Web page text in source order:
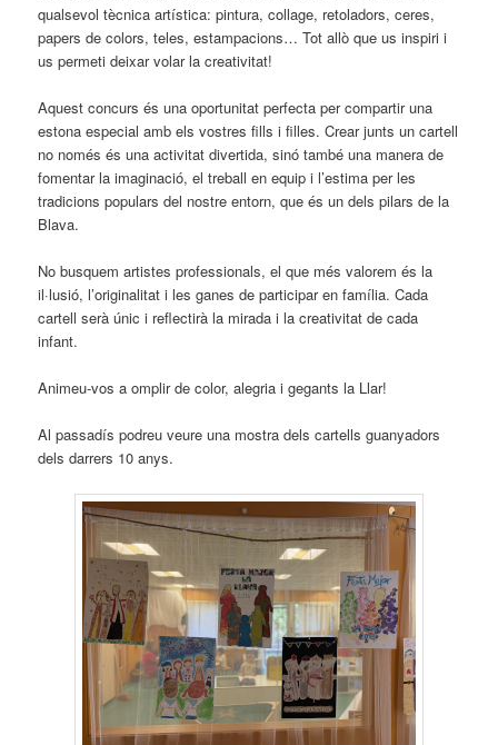
qualsevol tècnica artística: pintura, collage, retoladors, ceres,
papers de colors, teles, estampacions… Tot allò que us inspiri i
us permeti deixar volar la creativitat!
Aquest concurs és una oportunitat perfecta per compartir una
estona especial amb els vostres fills i filles. Crear junts un cartell
no només és una activitat divertida, sinó també una manera de
fomentar la imaginació, el treball en equip i l’estima per les
tradicions populars del nostre entorn, que és un dels pilars de la
Blava.
No busquem artistes professionals, el que més valorem és la
il·lusió, l’originalitat i les ganes de participar en família. Cada
cartell serà únic i reflectirà la mirada i la creativitat de cada
infant.
Animeu-vos a omplir de color, alegria i gegants la Llar!
Al passadís podreu veure una mostra dels cartells guanyadors
dels darrers 10 anys.